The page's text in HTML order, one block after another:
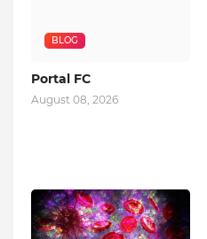
BLOG
Portal FC
August 08, 2026